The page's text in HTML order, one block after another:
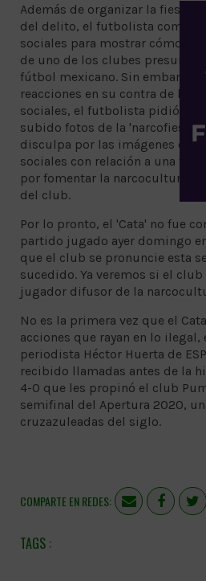
Además de organizar la fiesta
del delito, el futbolista
sociales para mostrar cómo
de uno de los clubes
fútbol mexicano. Sin embargo,
reacciones en su contra de los
sociales, el futbolista pidió
subido fotos de la 'narcofiesta':
disculpa por las imágenes
sociales con relación a una
por fomentar la narcocultura
del club.
Por lo pronto, el 'Cata' no fue
partido jugado ayer domingo
que el club se pronuncie esta
sucedido. Ya veremos si el club
jugador difusor de la
No es la primera vez que el
acciones que rayan en lo ilegal,
periodista Héctor Huerta de
recibido llamadas antes de la
4-0 que les propinó el club
semifinal del Apertura 2020,
cruzazuleadas del siglo.
COMPARTE EN REDES: